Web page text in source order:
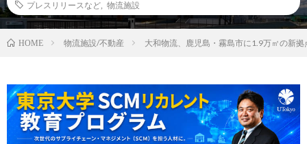
プレスリリースなど
物流施設
HOME 物流施設/不動産 大和物流、鹿児島・霧島市に1.9万㎡の新拠